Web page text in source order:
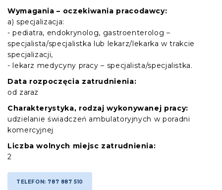
Wymagania – oczekiwania pracodawcy:
a) specjalizacja:
- pediatra, endokrynolog, gastroenterolog –
specjalista/specjalistka lub lekarz/lekarka w trakcie
specjalizacji,
- lekarz medycyny pracy – specjalista/specjalistka.
Data rozpoczęcia zatrudnienia:
od zaraz
Charakterystyka, rodzaj wykonywanej pracy:
udzielanie świadczeń ambulatoryjnych w poradni
komercyjnej
Liczba wolnych miejsc zatrudnienia:
2
TELEFON: 787 887 510